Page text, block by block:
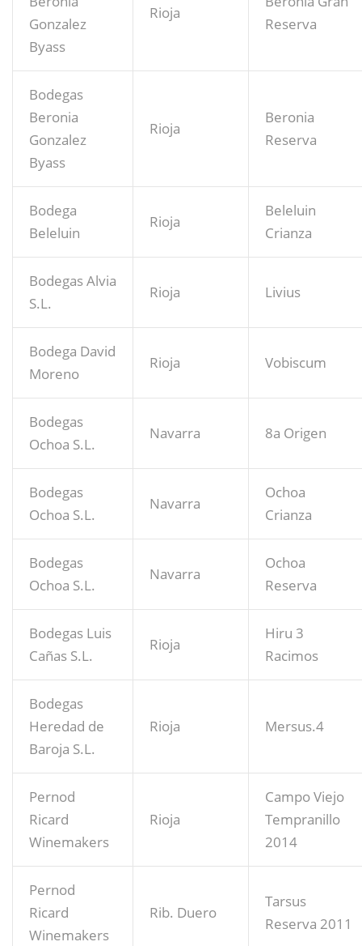
Gonzalez
Byass
Rioja
Reserva
Bodegas
Beronia
Gonzalez
Byass
Rioja
Beronia
Reserva
Bodega
Beleluin
Rioja
Beleluin
Crianza
Bodegas Alvia
S.L.
Rioja Livius
Bodega David
Moreno
Rioja Vobiscum
Bodegas
Ochoa S.L.
Navarra 8a Origen
Bodegas
Ochoa S.L.
Navarra
Ochoa
Crianza
Bodegas
Ochoa S.L.
Navarra
Ochoa
Reserva
Bodegas Luis
Cañas S.L.
Rioja
Hiru 3
Racimos
Bodegas
Heredad de
Baroja S.L.
Rioja Mersus.4
Pernod
Ricard
Winemakers
Rioja
Campo Viejo
Tempranillo
2014
Pernod
Ricard
Winemakers
Rib. Duero
Tarsus
Reserva 2011